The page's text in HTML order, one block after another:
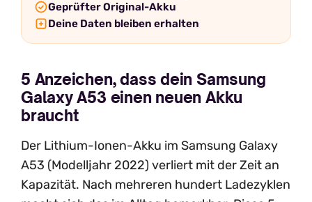
Geprüfter Original-Akku
Deine Daten bleiben erhalten
5 Anzeichen, dass dein Samsung
Galaxy A53 einen neuen Akku
braucht
Der Lithium-Ionen-Akku im Samsung Galaxy
A53 (Modelljahr 2022) verliert mit der Zeit an
Kapazität. Nach mehreren hundert Ladezyklen